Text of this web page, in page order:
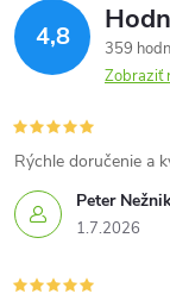
4,8
359
Zobraziť
Peter
1.7.2026
Rýchle doručenie a